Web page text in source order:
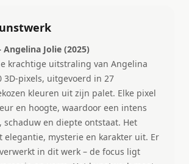
Angelina Jolie (2025)
krachtige uitstraling van Angelina
3D-pixels, uitgevoerd in 27
kleuren uit zijn palet. Elke pixel
en hoogte, waardoor een intens
schaduw en diepte ontstaat. Het
elegantie, mysterie en karakter uit. Er
in dit werk – de focus ligt